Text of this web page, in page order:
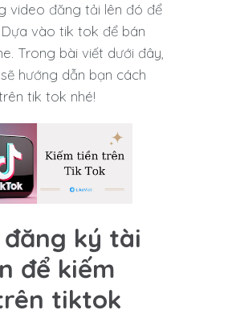
video đăng tải lên đó để
Dựa vào tik tok để bán
Trong bài viết dưới đây,
sẽ hướng dẫn bạn cách
tik tok nhé!
đăng ký tài
để kiếm
tiktok